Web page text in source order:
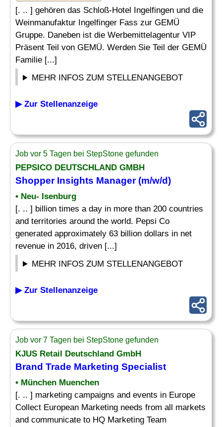
[. .. ] gehören das Schloß-Hotel Ingelfingen und die
Weinmanufaktur Ingelfinger Fass zur GEMÜ
Gruppe. Daneben ist die Werbemittelagentur VIP
Präsent Teil von GEMÜ. Werden Sie Teil der GEMÜ
Familie [...]
MEHR INFOS ZUM STELLENANGEBOT
▶ Zur Stellenanzeige
Job vor 5 Tagen bei StepStone gefunden
PEPSICO DEUTSCHLAND GMBH
Shopper Insights Manager(m/w/d)
• Neu- Isenburg
[. .. ] billion times a day in more than 200 countries
and territories around the world. Pepsi Co
generated approximately 63 billion dollars in net
revenue in 2016, driven [...]
MEHR INFOS ZUM STELLENANGEBOT
▶ Zur Stellenanzeige
Job vor 7 Tagen bei StepStone gefunden
KJUS Retail Deutschland GmbH
Brand Trade Marketing Specialist
• München Muenchen
[. .. ] marketing campaigns and events in Europe
Collect European Marketing needs from all markets
and communicate to HQ Marketing Team